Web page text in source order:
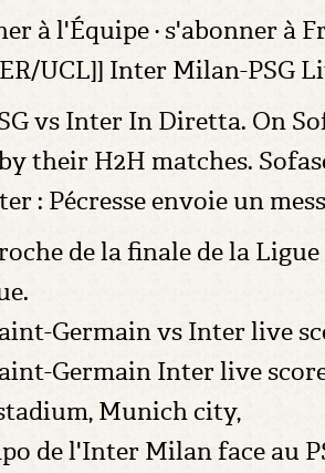
à l'Équipe · s'abonner à
UCL]] Inter Milan-PSG
vs Inter In Diretta. On
their H2H matches.
: Pécresse envoie un
de la finale de la
Germain vs Inter live
Germain Inter live
Munich city,
de l'Inter Milan face au